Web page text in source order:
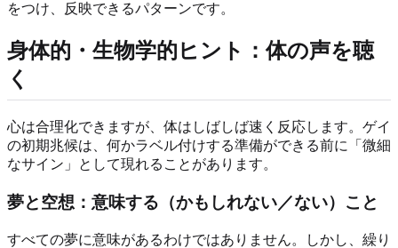
をつけ、反映できるパターンです。
身体的・生物学的ヒント：体の声を聴
く
心は合理化できますが、体はしばしば速く反応します。ゲイ
の初期兆候は、何かラベル付けする準備ができる前に「微細
なサイン」として現れることがあります。
夢と空想：意味する（かもしれない／ない）こと
すべての夢に意味があるわけではありません。しかし、繰り